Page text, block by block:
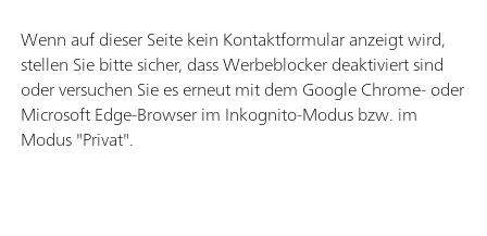
Wenn auf dieser Seite kein Kontaktformular anzeigt wird,
stellen Sie bitte sicher, dass Werbeblocker deaktiviert sind
oder versuchen Sie es erneut mit dem Google Chrome- oder
Microsoft Edge-Browser im Inkognito-Modus bzw. im
Modus "Privat".